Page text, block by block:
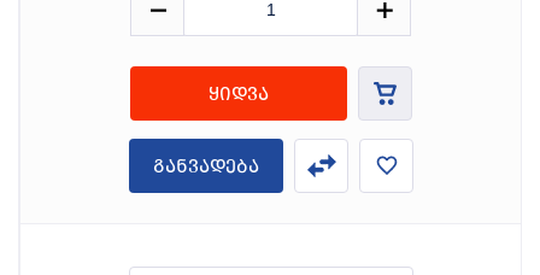
ყიდვა
განვადება